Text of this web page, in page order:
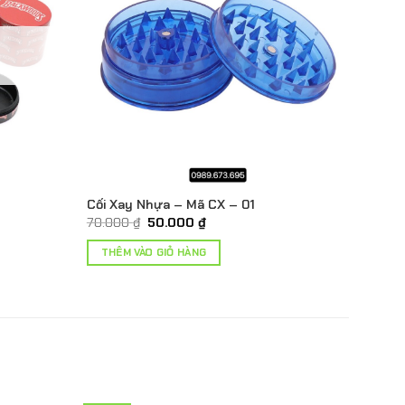
Cối Xay Nhựa – Mã CX – 01
70.000₫ Giá
là:
70.000 ₫.
50.000₫Giá
tại
là:
THÊM VÀO GIỎ HÀNG